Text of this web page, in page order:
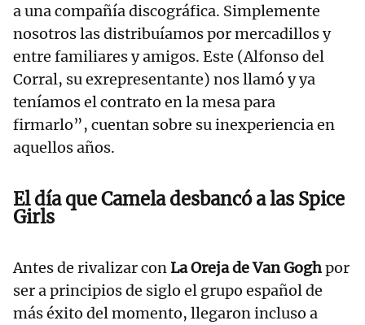
a una compañía discográfica. Simplemente
nosotros las distribuíamos por mercadillos y
entre familiares y amigos. Este (Alfonso del
Corral, su exrepresentante) nos llamó y ya
teníamos el contrato en la mesa para
firmarlo”, cuentan sobre su inexperiencia en
aquellos años.
El día que Camela desbancó a las Spice
Girls
Antes de rivalizar conLa Oreja de Van Goghpor
ser a principios de siglo el grupo español de
más éxito del momento, llegaron incluso a